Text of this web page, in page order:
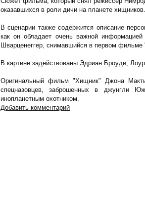
оказавшихся в роли дичи на планете хищников.
В сценарии также содержится описание
как он обладает очень важной
Шварценеггер, снимавшийся в первом фильме
В картине задействованы Эдриан Броуди,
Оригинальный фильм "Хищник" Джона
спецназовцев, заброшенных в джунгли
инопланетным охотником.
Добавить комментарий